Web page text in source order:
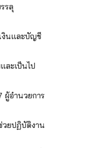
รลุ
งินและบัญชี
ละเป็นไป
ผู้อำนวยการ
วยปฏิบัติงาน